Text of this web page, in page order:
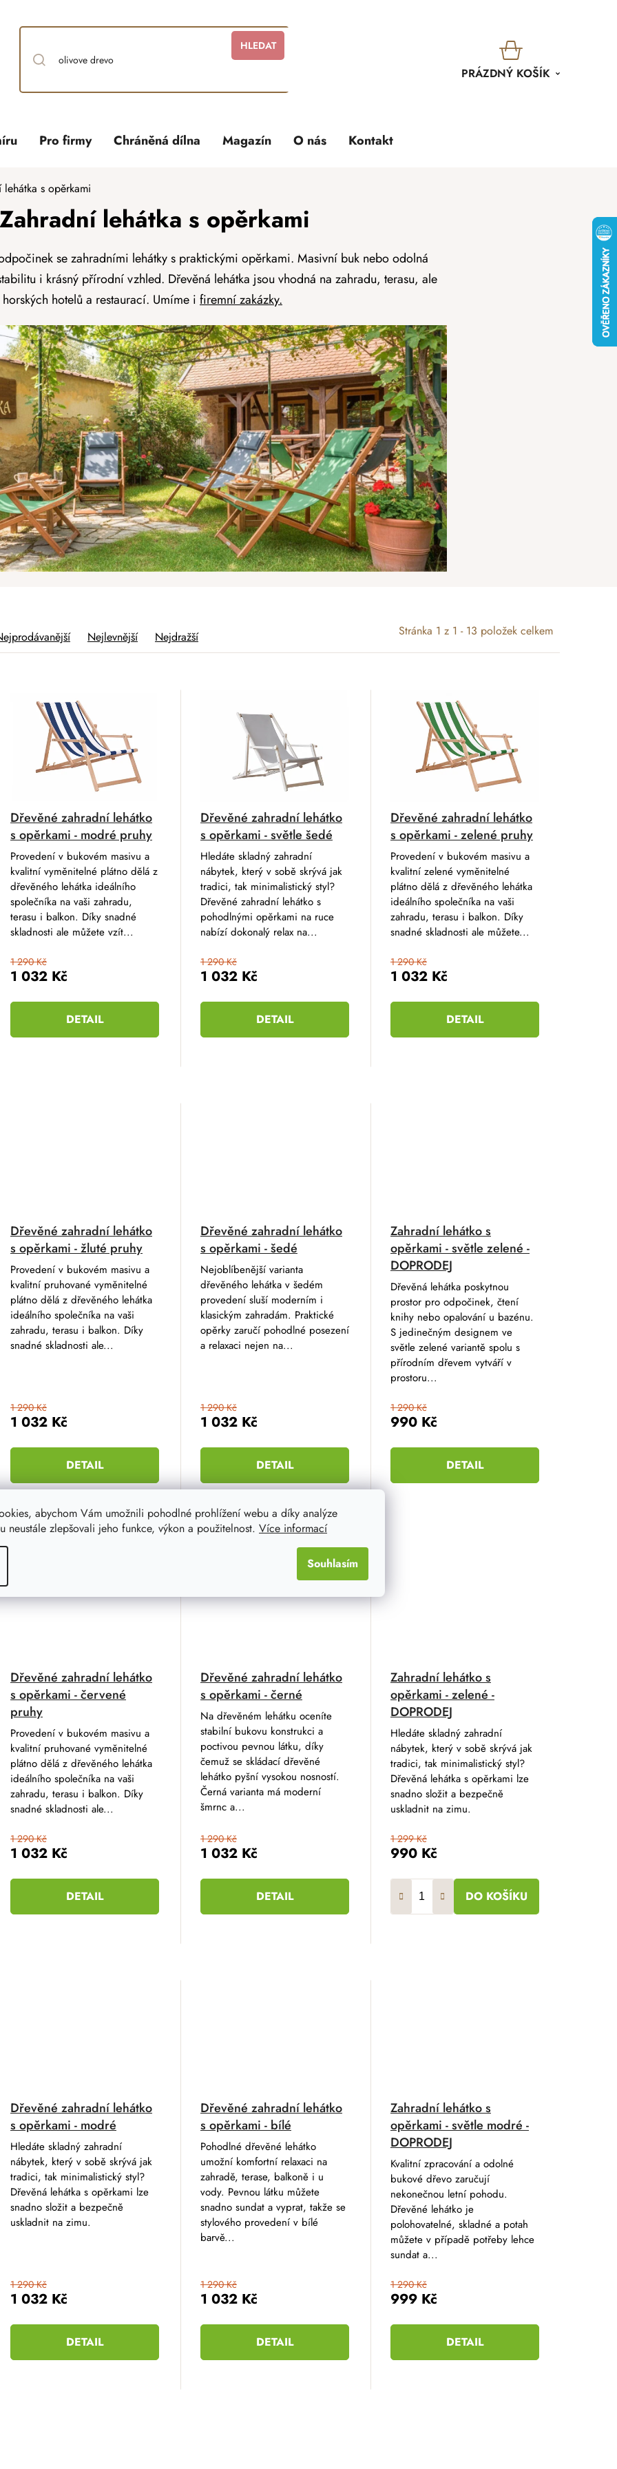
abychom Vám umožnili pohodlné prohlížení webu a díky analýze
neustále zlepšovali jeho funkce, výkon a použitelnost. Více informací
Souhlasím
HLEDAT
KOŠÍK
PRÁZDNÝ KOŠÍK
Pro firmy Chráněná dílna Magazín O nás Kontakt
lehátka s opěrkami
Zahradní lehátka s opěrkami
se zahradními lehátky s praktickými opěrkami. Masivní buk nebo odolná
i krásný přírodní vzhled. Dřevěná lehátka jsou vhodná na zahradu, terasu, ale
hotelů a restaurací. Umíme i firemní zakázky.
Stránka 1 z 1 - 13 položek celkem
Nejlevnější Nejdražší
Dřevěné zahradní lehátko
s opěrkami - modré pruhy
1 032 Kč
1 290 Kč
DETAIL
Provedení v bukovém masivu a
kvalitní vyměnitelné plátno dělá z
dřevěného lehátka ideálního
společníka na vaši zahradu,
terasu i balkon. Díky snadné
skladnosti ale můžete vzít...
Dřevěné zahradní lehátko
s opěrkami - světle šedé
1 032 Kč
1 290 Kč
DETAIL
Hledáte skladný zahradní
nábytek, který v sobě skrývá jak
tradici, tak minimalistický styl?
Dřevěné zahradní lehátko s
pohodlnými opěrkami na ruce
nabízí dokonalý relax na...
Dřevěné zahradní lehátko
s opěrkami - zelené pruhy
1 032 Kč
1 290 Kč
DETAIL
Provedení v bukovém masivu a
kvalitní zelené vyměnitelné
plátno dělá z dřevěného lehátka
ideálního společníka na vaši
zahradu, terasu i balkon. Díky
snadné skladnosti ale můžete...
Dřevěné zahradní lehátko
s opěrkami - žluté pruhy
1 032 Kč
1 290 Kč
DETAIL
Provedení v bukovém masivu a
kvalitní pruhované vyměnitelné
plátno dělá z dřevěného lehátka
ideálního společníka na vaši
zahradu, terasu i balkon. Díky
snadné skladnosti ale...
Dřevěné zahradní lehátko
s opěrkami - šedé
1 032 Kč
1 290 Kč
DETAIL
Nejoblíbenější varianta
dřevěného lehátka v šedém
provedení sluší moderním i
klasickým zahradám. Praktické
opěrky zaručí pohodlné posezení
a relaxaci nejen na...
Zahradní lehátko s
opěrkami - světle zelené -
DOPRODEJ
990 Kč
1 290 Kč
DETAIL
Dřevěná lehátka poskytnou
prostor pro odpočinek, čtení
knihy nebo opalování u bazénu.
S jedinečným designem ve
světle zelené variantě spolu s
přírodním dřevem vytváří v
prostoru...
Dřevěné zahradní lehátko
s opěrkami - červené
pruhy
1 032 Kč
1 290 Kč
DETAIL
Provedení v bukovém masivu a
kvalitní pruhované vyměnitelné
plátno dělá z dřevěného lehátka
ideálního společníka na vaši
zahradu, terasu i balkon. Díky
snadné skladnosti ale...
Dřevěné zahradní lehátko
s opěrkami - černé
1 032 Kč
1 290 Kč
DETAIL
Na dřevěném lehátku oceníte
stabilní bukovu konstrukci a
poctivou pevnou látku, díky
čemuž se skládací dřevěné
lehátko pyšní vysokou nosností.
Černá varianta má moderní
šmrnc a...
Zahradní lehátko s
opěrkami - zelené -
DOPRODEJ
990 Kč
1 299 Kč
DO KOŠÍKU
Hledáte skladný zahradní
nábytek, který v sobě skrývá jak
tradici, tak minimalistický styl?
Dřevěná lehátka s opěrkami lze
snadno složit a bezpečně
uskladnit na zimu.
Dřevěné zahradní lehátko
s opěrkami - modré
1 032 Kč
1 290 Kč
DETAIL
Hledáte skladný zahradní
nábytek, který v sobě skrývá jak
tradici, tak minimalistický styl?
Dřevěná lehátka s opěrkami lze
snadno složit a bezpečně
uskladnit na zimu.
Dřevěné zahradní lehátko
s opěrkami - bílé
1 032 Kč
1 290 Kč
DETAIL
Pohodlné dřevěné lehátko
umožní komfortní relaxaci na
zahradě, terase, balkoně i u
vody. Pevnou látku můžete
snadno sundat a vyprat, takže se
stylového provedení v bílé
barvě...
Zahradní lehátko s
opěrkami - světle modré -
DOPRODEJ
999 Kč
1 290 Kč
DETAIL
Kvalitní zpracování a odolné
bukové dřevo zaručují
nekonečnou letní pohodu.
Dřevěné lehátko je
polohovatelné, skladné a potah
můžete v případě potřeby lehce
sundat a...